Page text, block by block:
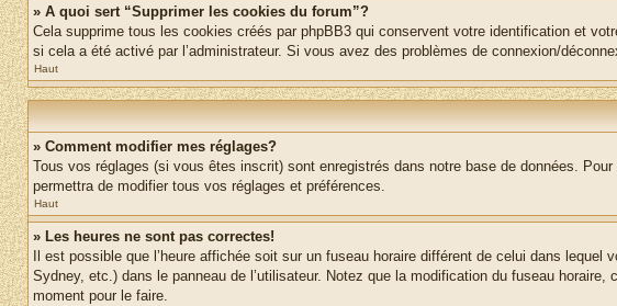
» A quoi sert “Supprimer les cookies du forum”?
Cela supprime tous les cookies créés par phpBB3 qui conservent votre identification et
si cela a été activé par l’administrateur. Si vous avez des problèmes de connexion/
Haut
» Comment modifier mes réglages?
Tous vos réglages (si vous êtes inscrit) sont enregistrés dans notre base de données.
permettra de modifier tous vos réglages et préférences.
Haut
» Les heures ne sont pas correctes!
Il est possible que l’heure affichée soit sur un fuseau horaire différent de celui dans
Sydney, etc.) dans le panneau de l’utilisateur. Notez que la modification du fuseau
moment pour le faire.